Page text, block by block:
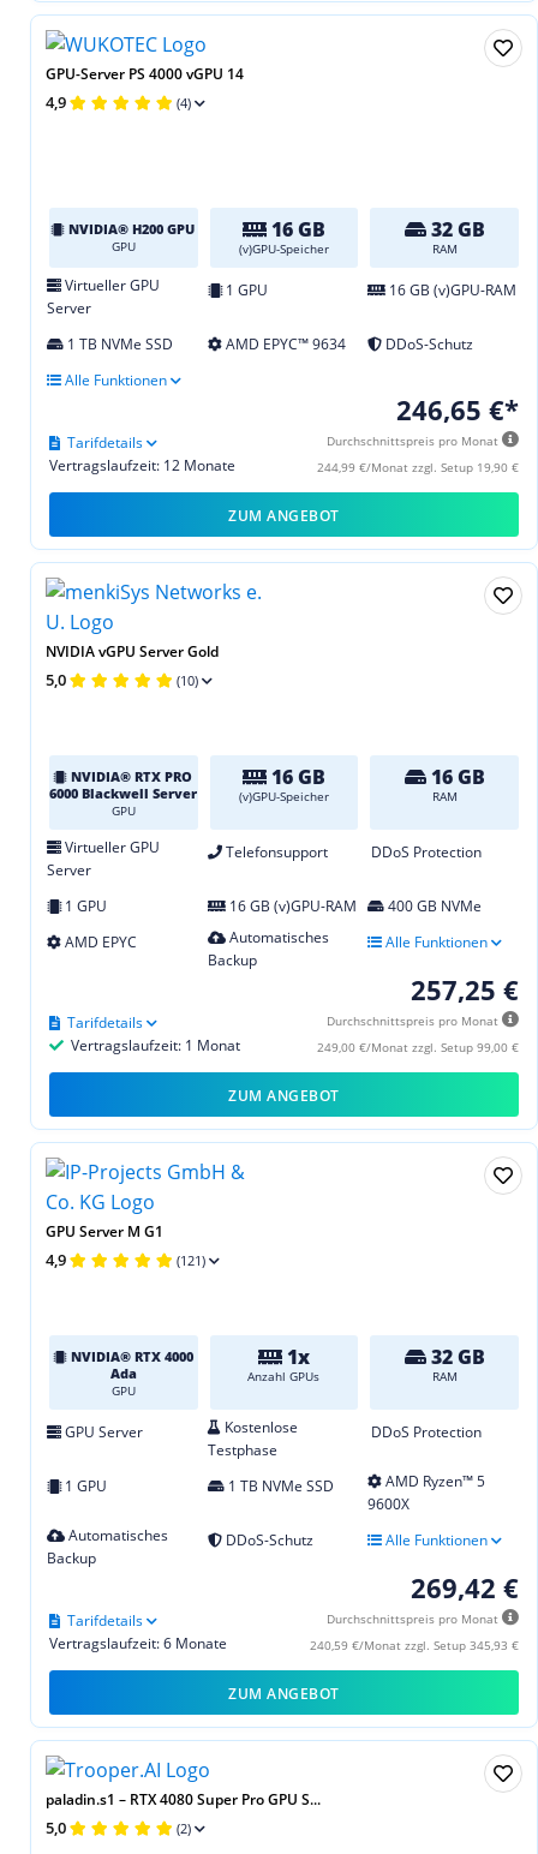
GPU-Server PS 4000 vGPU 14
4,9 (4)
NVIDIA® H200 GPU
GPU
16 GB
(v)GPU-Speicher
32 GB
RAM
Virtueller GPU
Server
1 GPU 16 GB (v)GPU-RAM
1 TB NVMe SSD AMD EPYC™ 9634
DDoS-Schutz
Alle Funktionen
246,65 €*
Durchschnittspreis pro Monat
244,99 €/Monat zzgl. Setup 19,90 €
Vertragslaufzeit: 12 Monate
Tarifdetails
ZUM ANGEBOT
NVIDIA vGPU Server Gold
5,0 (10)
NVIDIA® RTX PRO
6000 Blackwell Server
GPU
16 GB
(v)GPU-Speicher
16 GB
RAM
Virtueller GPU
Server
Telefonsupport DDoS Protection
1 GPU 16 GB (v)GPU-RAM
400 GB NVMe
AMD EPYC
Automatisches
Backup
Alle Funktionen
257,25 €
Durchschnittspreis pro Monat
249,00 €/Monat zzgl. Setup 99,00 €
Vertragslaufzeit: 1 Monat
Tarifdetails
ZUM ANGEBOT
GPU Server M G1
4,9 (121)
NVIDIA® RTX 4000
Ada
GPU
1x
Anzahl GPUs
32 GB
RAM
GPU Server
Kostenlose
Testphase
DDoS Protection
1 GPU 1 TB NVMe SSD
AMD Ryzen™ 5
9600X
Automatisches
Backup
DDoS-Schutz Alle Funktionen
269,42 €
Durchschnittspreis pro Monat
240,59 €/Monat zzgl. Setup 345,93 €
Vertragslaufzeit: 6 Monate
Tarifdetails
ZUM ANGEBOT
paladin.s1 – RTX 4080 Super Pro GPU S...
5,0 (2)